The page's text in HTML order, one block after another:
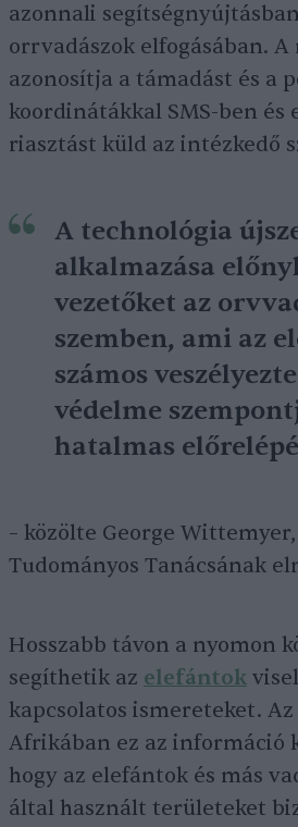
azonnali
orrvadászok elfogásában.
azonosítja a támadást és a
koordinátákkal SMS-ben és
riasztást küld az intézkedő
A technológia
alkalmazása
vezetőket az
szemben, ami az
számos
védelme
hatalmas
– közölte George Wittemyer,
Tudományos Tanácsának
Hosszabb távon a nyomon
segíthetik az elefántok
kapcsolatos ismereteket.
Afrikában ez az információ
hogy az elefántok és más
által használt területeket